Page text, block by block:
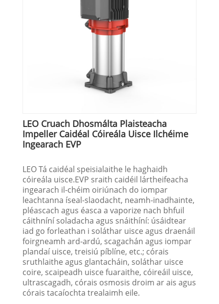
LEO Cruach Dhosmálta Plaisteacha
Impeller Caidéal Cóireála Uisce Ilchéime
Ingearach EVP
LEO Tá caidéal speisialaithe le haghaidh
cóireála uisce.EVP sraith caidéil lártheifeacha
ingearach il-chéim oiriúnach do iompar
leachtanna íseal-slaodacht, neamh-inadhainte,
pléascach agus éasca a vaporize nach bhfuil
cáithníní soladacha agus snáithíní: úsáidtear
iad go forleathan i soláthar uisce agus draenáil
foirgneamh ard-ardú, scagachán agus iompar
plandaí uisce, treisiú píblíne, etc.; córais
sruthlaithe agus glantacháin, soláthar uisce
coire, scaipeadh uisce fuaraithe, cóireáil uisce,
ultrascagadh, córais osmosis droim ar ais agus
córais tacaíochta trealaimh eile.